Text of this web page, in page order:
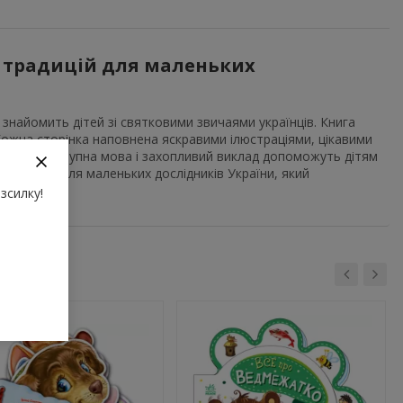
традицій для маленьких
дітей зі святковими звичаями українців. Книга
сторінка наповнена яскравими ілюстраціями, цікавими
Доступна мова і захопливий виклад допоможуть дітям
для маленьких дослідників України, який